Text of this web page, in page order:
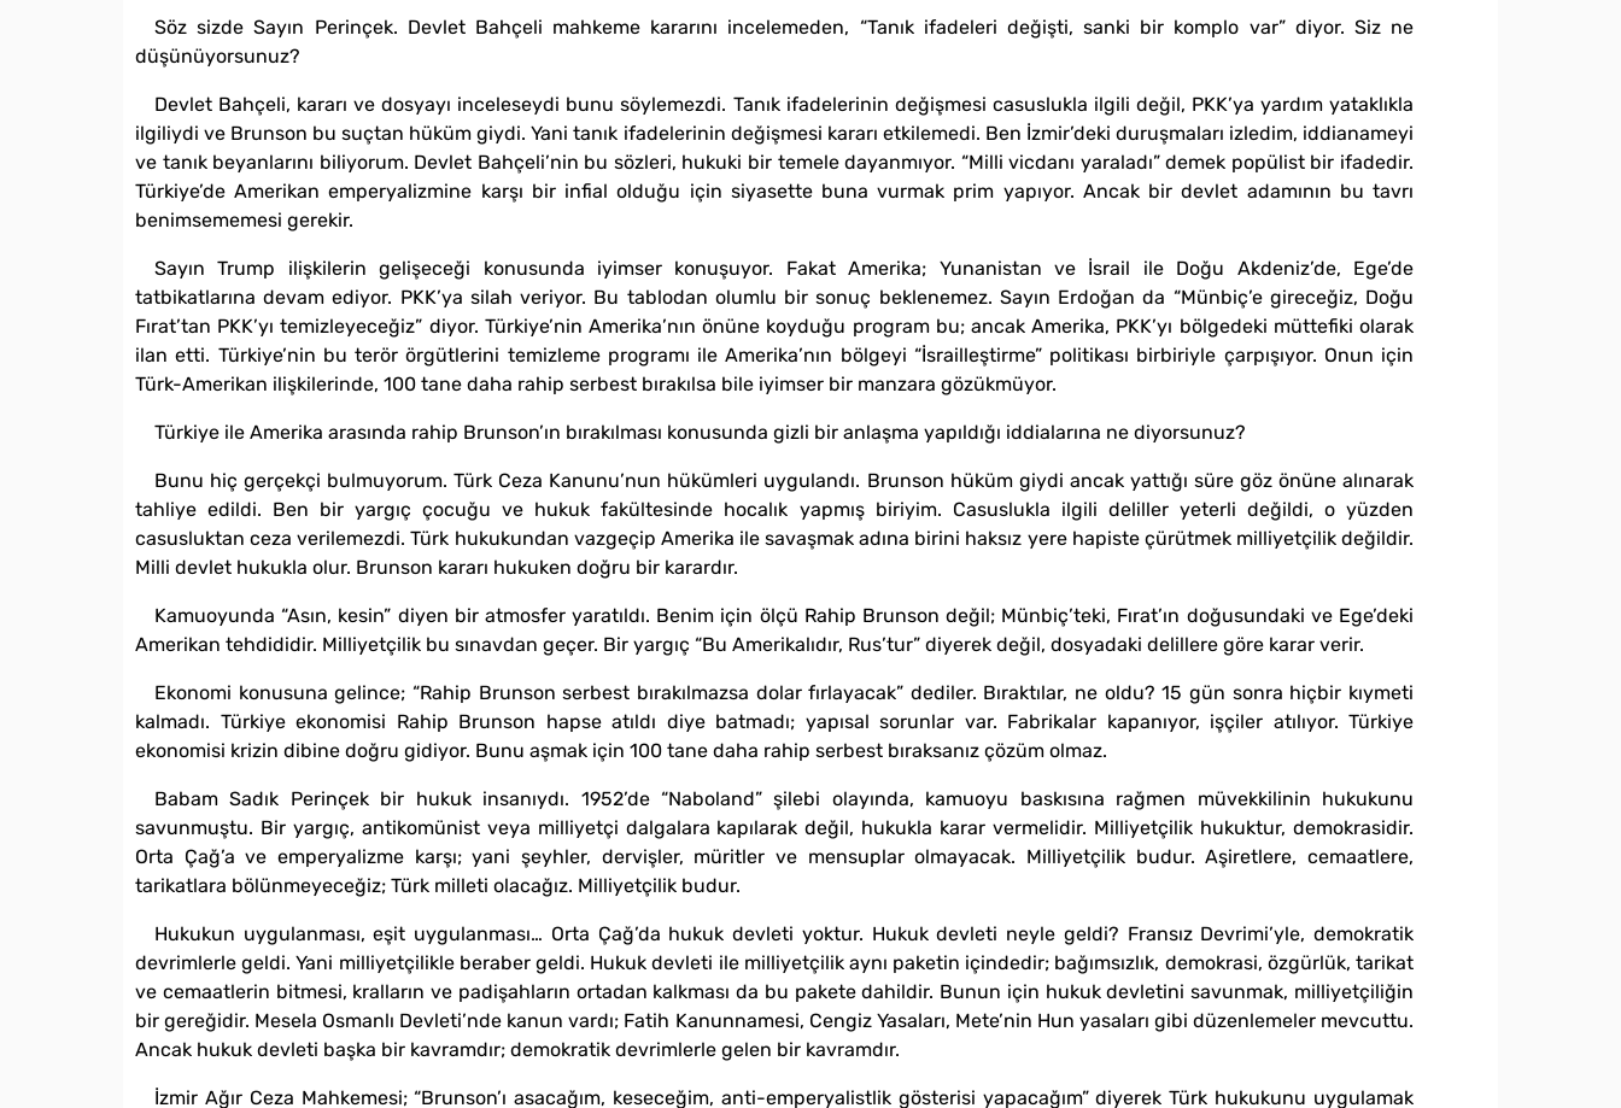
Söz sizde Sayın Perinçek. Devlet Bahçeli mahkeme kararını incelemeden, “Tanık ifadeleri değişti, sanki bir komplo var” diyor. Siz ne
düşünüyorsunuz?
Devlet Bahçeli, kararı ve dosyayı inceleseydi bunu söylemezdi. Tanık ifadelerinin değişmesi casuslukla ilgili değil, PKK’ya yardım yataklıkla
ilgiliydi ve Brunson bu suçtan hüküm giydi. Yani tanık ifadelerinin değişmesi kararı etkilemedi. Ben İzmir’deki duruşmaları izledim, iddianameyi
ve tanık beyanlarını biliyorum. Devlet Bahçeli’nin bu sözleri, hukuki bir temele dayanmıyor. “Milli vicdanı yaraladı” demek popülist bir ifadedir.
Türkiye’de Amerikan emperyalizmine karşı bir infial olduğu için siyasette buna vurmak prim yapıyor. Ancak bir devlet adamının bu tavrı
benimsememesi gerekir.
Sayın Trump ilişkilerin gelişeceği konusunda iyimser konuşuyor. Fakat Amerika; Yunanistan ve İsrail ile Doğu Akdeniz’de, Ege’de
tatbikatlarına devam ediyor. PKK’ya silah veriyor. Bu tablodan olumlu bir sonuç beklenemez. Sayın Erdoğan da “Münbiç’e gireceğiz, Doğu
Fırat’tan PKK’yı temizleyeceğiz” diyor. Türkiye’nin Amerika’nın önüne koyduğu program bu; ancak Amerika, PKK’yı bölgedeki müttefiki olarak
ilan etti. Türkiye’nin bu terör örgütlerini temizleme programı ile Amerika’nın bölgeyi “İsrailleştirme” politikası birbiriyle çarpışıyor. Onun için
Türk-Amerikan ilişkilerinde, 100 tane daha rahip serbest bırakılsa bile iyimser bir manzara gözükmüyor.
Türkiye ile Amerika arasında rahip Brunson’ın bırakılması konusunda gizli bir anlaşma yapıldığı iddialarına ne diyorsunuz?
Bunu hiç gerçekçi bulmuyorum. Türk Ceza Kanunu’nun hükümleri uygulandı. Brunson hüküm giydi ancak yattığı süre göz önüne alınarak
tahliye edildi. Ben bir yargıç çocuğu ve hukuk fakültesinde hocalık yapmış biriyim. Casuslukla ilgili deliller yeterli değildi, o yüzden
casusluktan ceza verilemezdi. Türk hukukundan vazgeçip Amerika ile savaşmak adına birini haksız yere hapiste çürütmek milliyetçilik değildir.
Milli devlet hukukla olur. Brunson kararı hukuken doğru bir karardır.
Kamuoyunda “Asın, kesin” diyen bir atmosfer yaratıldı. Benim için ölçü Rahip Brunson değil; Münbiç’teki, Fırat’ın doğusundaki ve Ege’deki
Amerikan tehdididir. Milliyetçilik bu sınavdan geçer. Bir yargıç “Bu Amerikalıdır, Rus’tur” diyerek değil, dosyadaki delillere göre karar verir.
Ekonomi konusuna gelince; “Rahip Brunson serbest bırakılmazsa dolar fırlayacak” dediler. Bıraktılar, ne oldu? 15 gün sonra hiçbir kıymeti
kalmadı. Türkiye ekonomisi Rahip Brunson hapse atıldı diye batmadı; yapısal sorunlar var. Fabrikalar kapanıyor, işçiler atılıyor. Türkiye
ekonomisi krizin dibine doğru gidiyor. Bunu aşmak için 100 tane daha rahip serbest bıraksanız çözüm olmaz.
Babam Sadık Perinçek bir hukuk insanıydı. 1952’de “Naboland” şilebi olayında, kamuoyu baskısına rağmen müvekkilinin hukukunu
savunmuştu. Bir yargıç, antikomünist veya milliyetçi dalgalara kapılarak değil, hukukla karar vermelidir. Milliyetçilik hukuktur, demokrasidir.
Orta Çağ’a ve emperyalizme karşı; yani şeyhler, dervişler, müritler ve mensuplar olmayacak. Milliyetçilik budur. Aşiretlere, cemaatlere,
tarikatlara bölünmeyeceğiz; Türk milleti olacağız. Milliyetçilik budur.
Hukukun uygulanması, eşit uygulanması… Orta Çağ’da hukuk devleti yoktur. Hukuk devleti neyle geldi? Fransız Devrimi’yle, demokratik
devrimlerle geldi. Yani milliyetçilikle beraber geldi. Hukuk devleti ile milliyetçilik aynı paketin içindedir; bağımsızlık, demokrasi, özgürlük, tarikat
ve cemaatlerin bitmesi, kralların ve padişahların ortadan kalkması da bu pakete dahildir. Bunun için hukuk devletini savunmak, milliyetçiliğin
bir gereğidir. Mesela Osmanlı Devleti’nde kanun vardı; Fatih Kanunnamesi, Cengiz Yasaları, Mete’nin Hun yasaları gibi düzenlemeler mevcuttu.
Ancak hukuk devleti başka bir kavramdır; demokratik devrimlerle gelen bir kavramdır.
İzmir Ağır Ceza Mahkemesi; “Brunson’ı asacağım, keseceğim, anti-emperyalistlik gösterisi yapacağım” diyerek Türk hukukunu uygulamak